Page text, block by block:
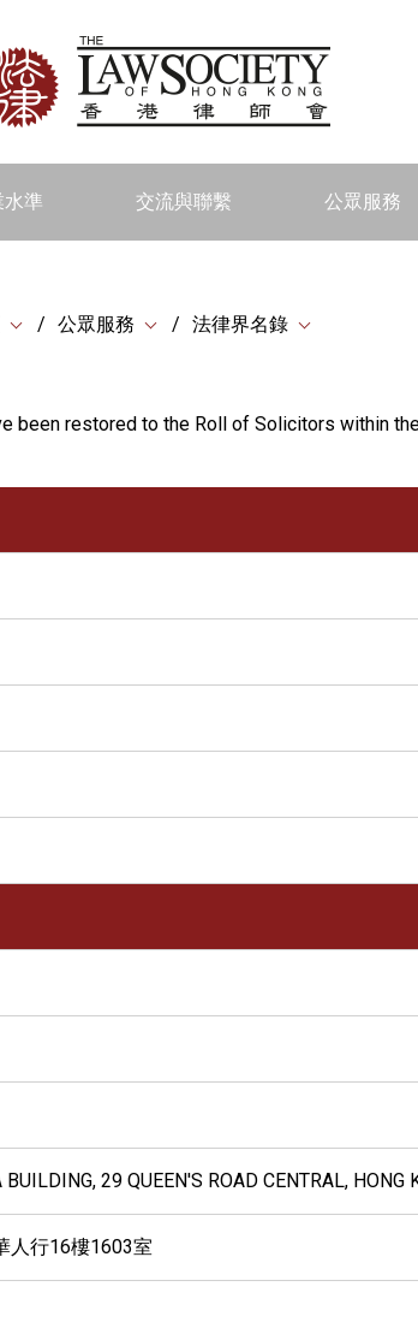
準 交流與聯繫 公眾服務
公眾服務 法律界名錄
been restored to the Roll of Solicitors within
29 QUEEN'S ROAD CENTRAL, HONG
人行16樓1603室